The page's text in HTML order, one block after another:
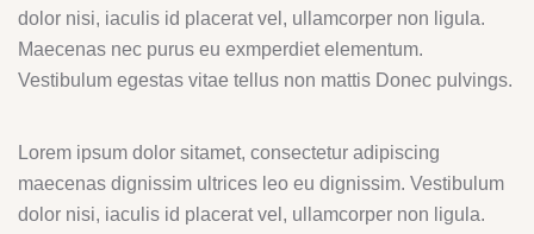
dolor nisi, iaculis id placerat vel, ullamcorper non ligula.
Maecenas nec purus eu exmperdiet elementum.
Vestibulum egestas vitae tellus non mattis Donec pulvings.
Lorem ipsum dolor sitamet, consectetur adipiscing
maecenas dignissim ultrices leo eu dignissim. Vestibulum
dolor nisi, iaculis id placerat vel, ullamcorper non ligula.